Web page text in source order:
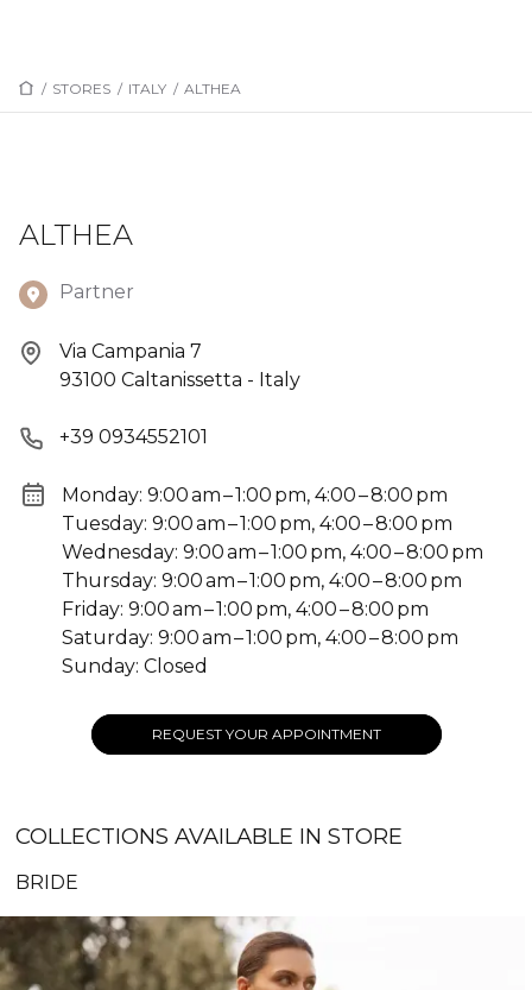
/ STORES / ITALY / ALTHEA
ALTHEA
Partner
Via Campania 7
93100 Caltanissetta - Italy
+39 0934552101
Monday: 9:00 am – 1:00 pm, 4:00 – 8:00 pm
Tuesday: 9:00 am – 1:00 pm, 4:00 – 8:00 pm
Wednesday: 9:00 am – 1:00 pm, 4:00 – 8:00 pm
Thursday: 9:00 am – 1:00 pm, 4:00 – 8:00 pm
Friday: 9:00 am – 1:00 pm, 4:00 – 8:00 pm
Saturday: 9:00 am – 1:00 pm, 4:00 – 8:00 pm
Sunday: Closed
REQUEST YOUR APPOINTMENT
COLLECTIONS AVAILABLE IN STORE
BRIDE